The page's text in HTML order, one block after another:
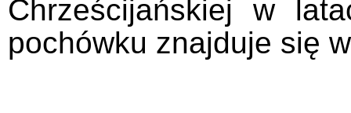
Chrześcijańskiej w
pochówku znajduje się